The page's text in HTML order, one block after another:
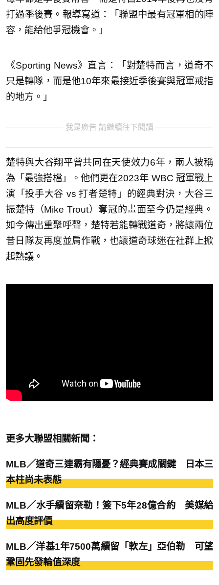
打過季後賽。報導寫道：「聯盟中最有冠軍相的陣
容，能給他爭冠機會。」
《Sporting News》直言：「對楚特而言，道奇不
只是轉隊，而是他10年來最接近季後賽與冠軍戒指
的地方。」
我是廣告 請繼續往下閱讀
楚特與大谷翔平曾共同在天使效力6年，兩人被稱
為「最強搭檔」。他們更在2023年 WBC 冠軍戰上
演「投手大谷 vs 打者楚特」的經典對決，大谷三
振楚特（Mike Trout）奪冠的畫面至今仍是經典。
如今傳出重聚呼聲，楚特若能轉戰道奇，將讓兩位
昔日隊友再度並肩作戰，也讓道奇球迷在社群上掀
起熱議。
更多大聯盟相關新聞：
MLB／道奇三連霸有隱憂？經典賽成關鍵 日本三
本柱尚未表態
MLB／水手續留奈勒！簽下5年28億合約 美媒給
出高度評價
MLB／洋基1年7500萬續留「軟左」亞伯勒 可望
鞏固先發輪值深度